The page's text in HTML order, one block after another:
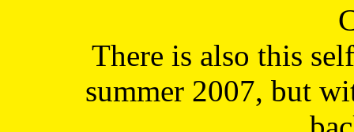
There is also this
summer 2007, but